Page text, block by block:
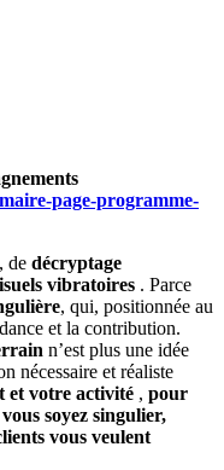
page-programme-
, de décryptage
vibratoires . Parce
, qui, positionnée au
et la contribution.
n’est plus une idée
nécessaire et réaliste
et votre activité , pour
soyez singulier,
vous veulent